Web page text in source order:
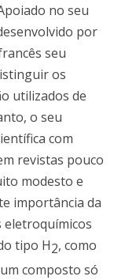
no seu
por
seu
os
utilizados de
o seu
com
revistas pouco
modesto e
importância da
eletroquímicos
tipo H2, como
composto só